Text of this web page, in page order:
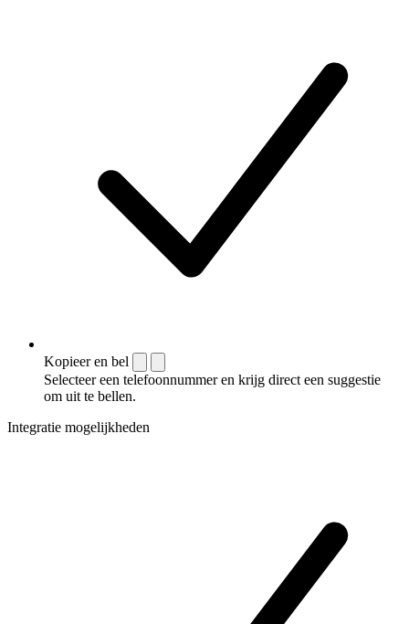
Kopieer en bel
Selecteer een telefoonnummer en krijg direct een suggestie
om uit te bellen.
Integratie mogelijkheden